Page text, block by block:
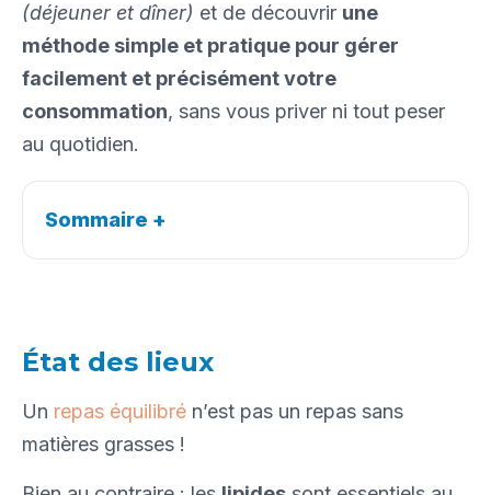
(déjeuner et dîner) et de découvrir une
méthode simple et pratique pour gérer
facilement et précisément votre
consommation, sans vous priver ni tout peser
au quotidien.
Sommaire +
État des lieux
Un repas équilibré n’est pas un repas sans
matières grasses !